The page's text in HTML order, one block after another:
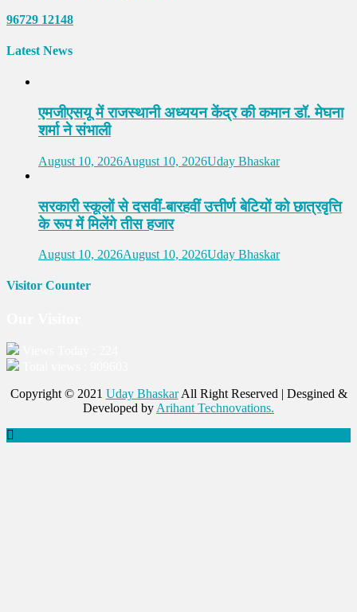
96729 12148
Latest News
एमजीएसयू में राजस्थानी अध्ययन केंद्र की कमान डॉ. मेघना
शर्मा ने संभाली
August 10, 2026August 10, 2026Uday Bhaskar
सरकारी स्कूलों से दसवीं-बारहवीं उत्तीर्ण बेटियों को छात्रवृत्ति
के रूप में मिलेंगे तीस हजार
August 10, 2026August 10, 2026Uday Bhaskar
Visitor Counter
Copyright © 2021 Uday BhaskarAll Right Reserved | Desgined &
Developed byArihant Technovations.